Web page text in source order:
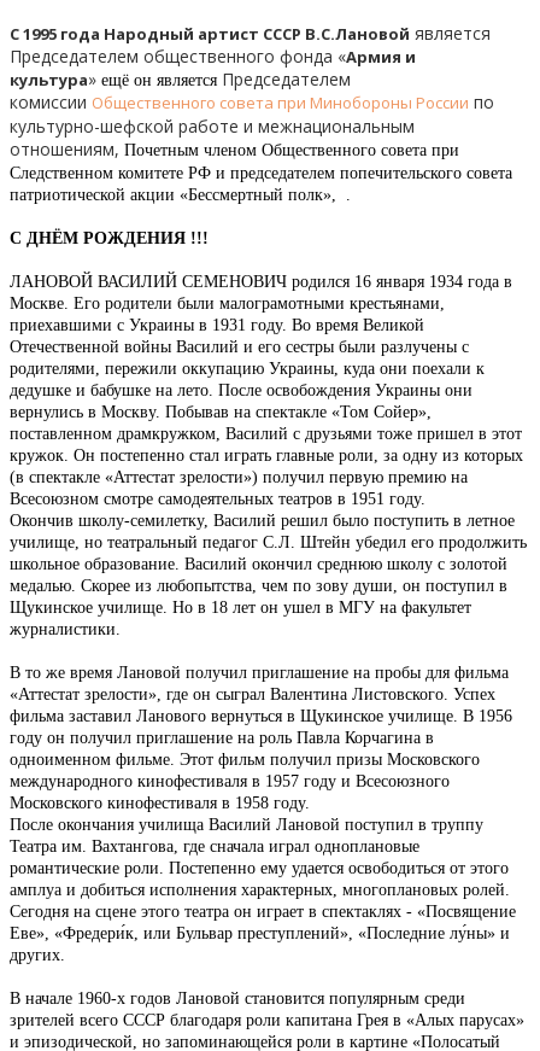
С 1995 года Народный артист СССР В.С.Лановой является
Председателем общественного фонда «Армия и
культура» ещё он является Председателем
комиссии Общественного совета при Минобороны России по
культурно-шефской работе и межнациональным
отношениям, Почетным членом Общественного совета при
Следственном комитете РФ и председателем попечительского совета
патриотической акции «Бессмертный полк», .
С ДНЁМ РОЖДЕНИЯ !!!
ЛАНОВОЙ ВАСИЛИЙ СЕМЕНОВИЧ родился 16 января 1934 года в
Москве. Его родители были малограмотными крестьянами,
приехавшими с Украины в 1931 году. Во время Великой
Отечественной войны Василий и его сестры были разлучены с
родителями, пережили оккупацию Украины, куда они поехали к
дедушке и бабушке на лето. После освобождения Украины они
вернулись в Москву. Побывав на спектакле «Том Сойер»,
поставленном драмкружком, Василий с друзьями тоже пришел в этот
кружок. Он постепенно стал играть главные роли, за одну из которых
(в спектакле «Аттестат зрелости») получил первую премию на
Всесоюзном смотре самодеятельных театров в 1951 году.
Окончив школу-семилетку, Василий решил было поступить в летное
училище, но театральный педагог С.Л. Штейн убедил его продолжить
школьное образование. Василий окончил среднюю школу с золотой
медалью. Скорее из любопытства, чем по зову души, он поступил в
Щукинское училище. Но в 18 лет он ушел в МГУ на факультет
журналистики.
В то же время Лановой получил приглашение на пробы для фильма
«Аттестат зрелости», где он сыграл Валентина Листовского. Успех
фильма заставил Ланового вернуться в Щукинское училище. В 1956
году он получил приглашение на роль Павла Корчагина в
одноименном фильме. Этот фильм получил призы Московского
международного кинофестиваля в 1957 году и Всесоюзного
Московского кинофестиваля в 1958 году.
После окончания училища Василий Лановой поступил в труппу
Театра им. Вахтангова, где сначала играл одноплановые
романтические роли. Постепенно ему удается освободиться от этого
амплуа и добиться исполнения характерных, многоплановых ролей.
Сегодня на сцене этого театра он играет в спектаклях - «Посвящение
Еве», «Фредери́к, или Бульвар преступлений», «Последние лу́ны» и
других.
В начале 1960-х годов Лановой становится популярным среди
зрителей всего СССР благодаря роли капитана Грея в «Алых парусах»
и эпизодической, но запоминающейся роли в картине «Полосатый